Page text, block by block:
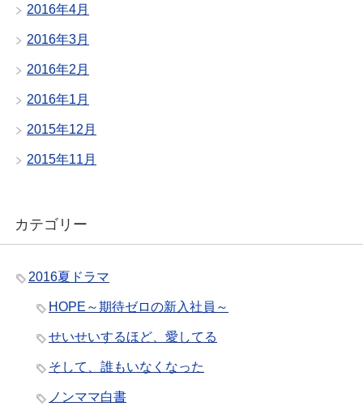
2016年4月
2016年3月
2016年2月
2016年1月
2015年12月
2015年11月
カテゴリー
2016夏ドラマ
HOPE～期待ゼロの新入社員～
せいせいするほど、愛してる
そして、誰もいなくなった
ノンママ白書